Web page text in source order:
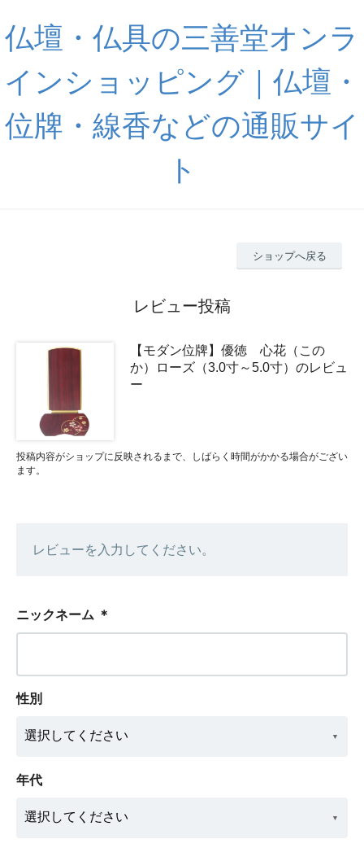
仏壇・仏具の三善堂オンラ
インショッピング｜仏壇・
位牌・線香などの通販サイ
ト
ショップへ戻る
レビュー投稿
【モダン位牌】優徳 心花（この
か）ローズ（3.0寸～5.0寸）のレビュ
ー
投稿内容がショップに反映されるまで、しばらく時間がかかる場合がござい
ます。
レビューを入力してください。
ニックネーム ＊
性別
年代